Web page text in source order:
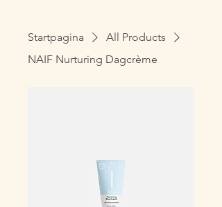
Startpagina
All Products
NAIF Nurturing Dagcrème